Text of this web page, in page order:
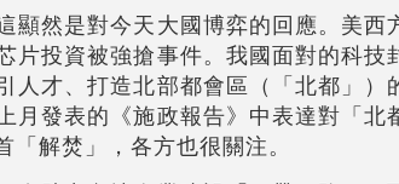
顯然是對今天大國博弈的回應。美西
片投資被強搶事件。我國面對的科技
人才、打造北部都會區（「北都」）
月發表的《施政報告》中表達對「北
解焚」，各方也很關注。